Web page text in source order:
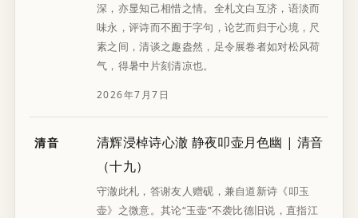
深，亦显知己相惜之情。全札文白互济，语淡而
味永，评诗而不囿于字句，论艺而归于心境，尺
素之间，清谈之趣盎然，足令展卷者如对松风荷
气，得暑中片刻清凉也。
2026年7月7日
清音
清辉浸棹诗心澈 静夜叩壶月色幽 | 清音
（十九）
守澈此札，答谢友人赠砚，兼自道新诗《叩玉
壶》之微意。其论“玉壶”不袭比德旧说，直指江